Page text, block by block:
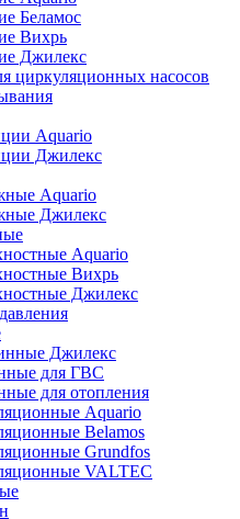
Беламос
Вихрь
Джилекс
циркуляционных насосов
Аquario
Джилекс
Аquario
Джилекс
Аquario
Вихрь
Джилекс
Джилекс
для ГВС
для отопления
Aquario
Belamos
Grundfos
VALTEC